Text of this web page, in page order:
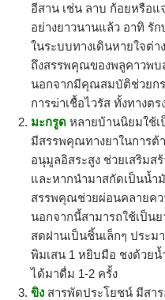
อีสาน เช่น ลาบ ก้อยหรือ
อย่างยาวนานแล้ว อาทิ รั
ในระบบทางเดินหายใจต่
ถึงสรรพคุณของพลูคาวพ
นอกจากมีคุณสมบัติช่วยก
การฆ่าเชื้อไวรัส ทั้งทางต
มะกรูด หลายบ้านนิยมใช้
มีสรรพคุณทางยาในการต้
อนุมูลอิสระสูง ช่วยเสริมส
และหากนำมาสกัดเป็นน้ำ
สรรพคุณช่วยผ่อนคลายคว
นอกจากนี้สามารถใช้เป็น
สดฝานเป็นชิ้นเล็กๆ ประ
พิมเสน 1 หยิบมือ ชงด้วย
ได้มาดื่ม 1-2 ครั้ง
ขิง สารพัดประโยชน์ มีสา